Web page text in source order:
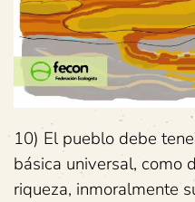
10) El pueblo debe
básica universal, como
riqueza, inmoralmente